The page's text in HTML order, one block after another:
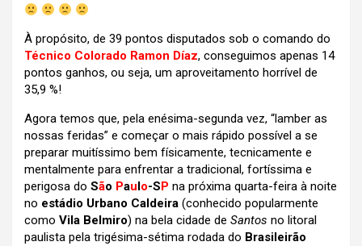
À propósito, de 39 pontos disputados sob o comando do
Técnico Colorado Ramon Díaz, conseguimos apenas 14
pontos ganhos, ou seja, um aproveitamento horrível de
35,9 %!
Agora temos que, pela enésima-segunda vez, “lamber as
nossas feridas” e começar o mais rápido possível a se
preparar muitíssimo bem físicamente, tecnicamente e
mentalmente para enfrentar a tradicional, fortíssima e
perigosa do São Paulo-SP na próxima quarta-feira à noite
no estádio Urbano Caldeira (conhecido popularmente
como Vila Belmiro) na bela cidade de Santos no litoral
paulista pela trigésima-sétima rodada do Brasileirão